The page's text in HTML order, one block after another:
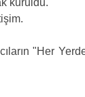
kuruldu.
"Her